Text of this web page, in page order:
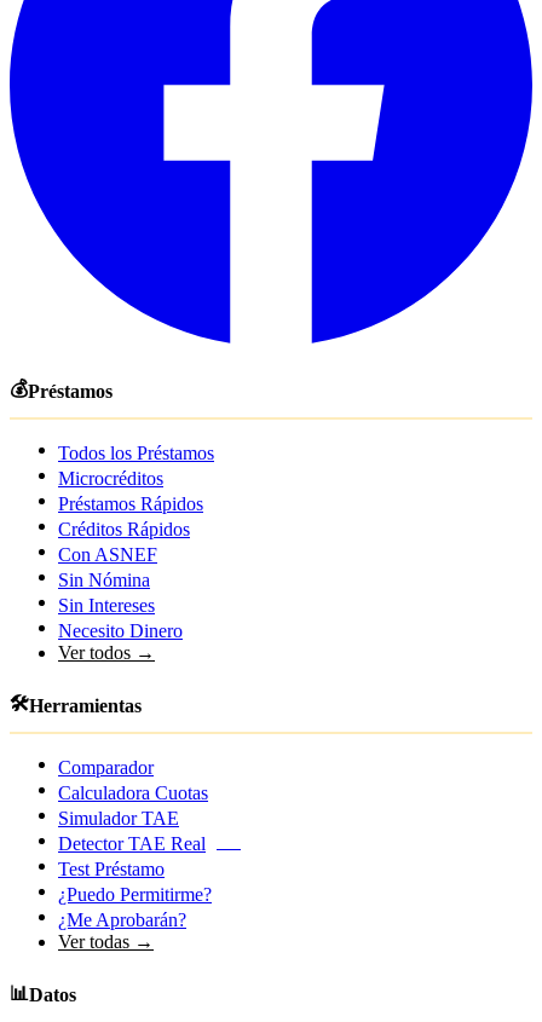
💰Préstamos
Todos los Préstamos
Microcréditos
Préstamos Rápidos
Créditos Rápidos
Con ASNEF
Sin Nómina
Sin Intereses
Necesito Dinero
Ver todos →
🛠️Herramientas
Comparador
Calculadora Cuotas
Simulador TAE
Detector TAE Real
Test Préstamo
¿Puedo Permitirme?
¿Me Aprobarán?
Ver todas →
📊Datos